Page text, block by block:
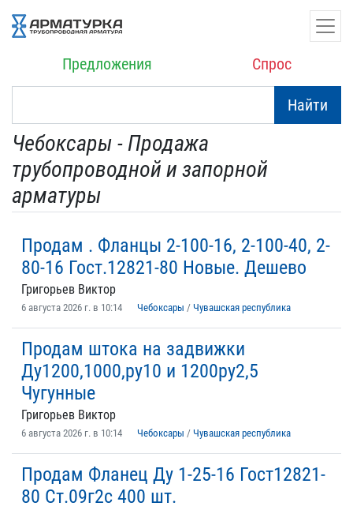
Предложения Спрос
Найти
Чебоксары - Продажа
трубопроводной и запорной
арматуры
Продам . Фланцы 2-100-16, 2-100-40, 2-
80-16 Гост.12821-80 Новые. Дешево
Григорьев Виктор
6 августа 2026 г. в 10:14 Чебоксары / Чувашская республика
Продам штока на задвижки
Ду1200,1000,ру10 и 1200ру2,5
Чугунные
Григорьев Виктор
6 августа 2026 г. в 10:14 Чебоксары / Чувашская республика
Продам Фланец Ду 1-25-16 Гост12821-
80 Ст.09г2с 400 шт.